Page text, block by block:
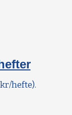
kr/hefte).